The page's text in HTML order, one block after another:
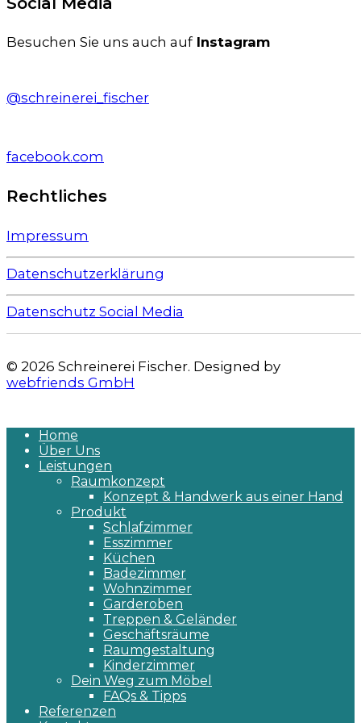
Besuchen Sie uns auch aufInstagram
@schreinerei_fischer
facebook.com
Rechtliches
Impressum
Datenschutzerklärung
Datenschutz Social Media
© 2026 Schreinerei Fischer. Designed by
webfriends GmbH
Home
Über Uns
Leistungen
Raumkonzept
Konzept & Handwerk aus einer Hand
Produkt
Schlafzimmer
Esszimmer
Küchen
Badezimmer
Wohnzimmer
Garderoben
Treppen & Geländer
Geschäftsräume
Raumgestaltung
Kinderzimmer
Dein Weg zum Möbel
FAQs & Tipps
Referenzen